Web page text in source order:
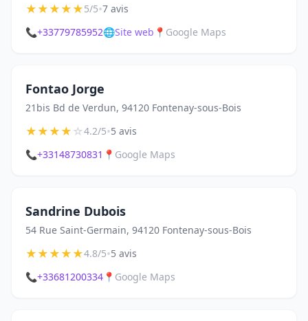
★★★★★5/5•7 avis
📞+33779785952🌐Site web 📍 Google Maps
Fontao Jorge
21bis Bd de Verdun, 94120 Fontenay-sous-Bois
★★★★☆4.2/5•5 avis
📞+33148730831 📍 Google Maps
Sandrine Dubois
54 Rue Saint-Germain, 94120 Fontenay-sous-Bois
★★★★★4.8/5•5 avis
📞+33681200334 📍 Google Maps